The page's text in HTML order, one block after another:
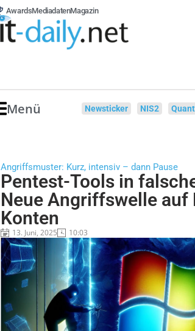
AwardsMediadatenMagazin
Menü Newsticker NIS2
Angriffsmuster: Kurz, intensiv – dann Pause
Pentest-Tools in
Neue Angriffswelle
Konten
13. Juni, 2025 10:03